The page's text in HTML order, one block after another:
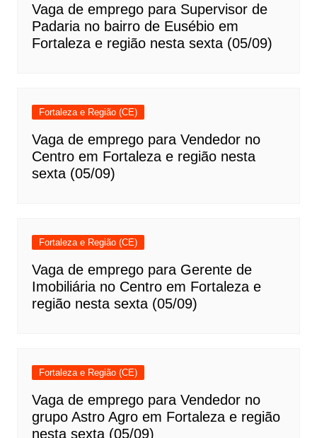
Vaga de emprego para Supervisor de
Padaria no bairro de Eusébio em
Fortaleza e região nesta sexta (05/09)
Fortaleza e Região (CE)
Vaga de emprego para Vendedor no
Centro em Fortaleza e região nesta
sexta (05/09)
Fortaleza e Região (CE)
Vaga de emprego para Gerente de
Imobiliária no Centro em Fortaleza e
região nesta sexta (05/09)
Fortaleza e Região (CE)
Vaga de emprego para Vendedor no
grupo Astro Agro em Fortaleza e região
nesta sexta (05/09)